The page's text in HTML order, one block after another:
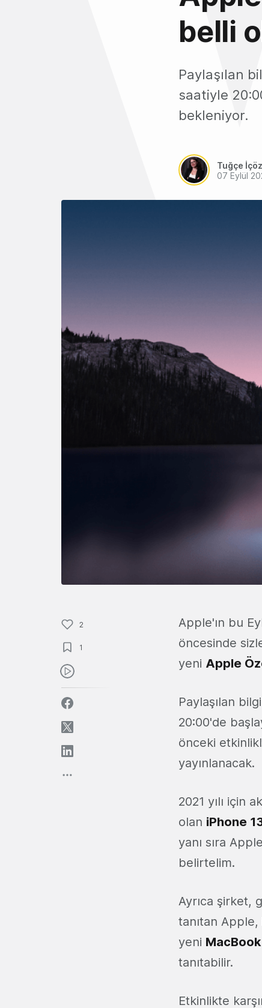
belli
Paylaşılan
saatiyle
bekleniyor.
Tuğçe
07 Eylül
2
1
Apple'ın bu
öncesinde
yeni Apple
Paylaşılan
20:00'de
önceki
yayınlanacak.
2021 yılı için
olan iPhone
yanı sıra
belirtelim.
Ayrıca şirket,
tanıtan
yeni MacBook
tanıtabilir.
Etkinlikte